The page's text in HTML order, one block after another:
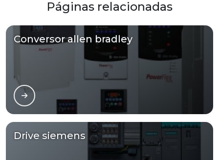
Páginas relacionadas
Conversor allen bradley
Drive siemens